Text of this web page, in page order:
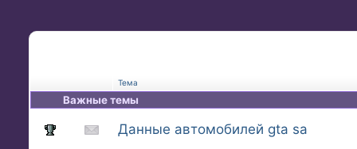
Тема
Важные темы
Данные автомобилей gtа sa